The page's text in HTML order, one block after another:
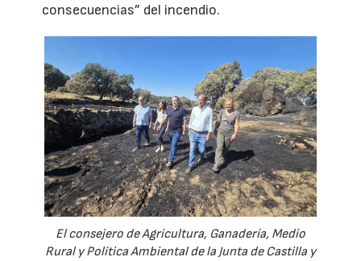
consecuencias” del incendio.
El consejero de Agricultura, Ganadería, Medio
Rural y Política Ambiental de la Junta de Castilla y